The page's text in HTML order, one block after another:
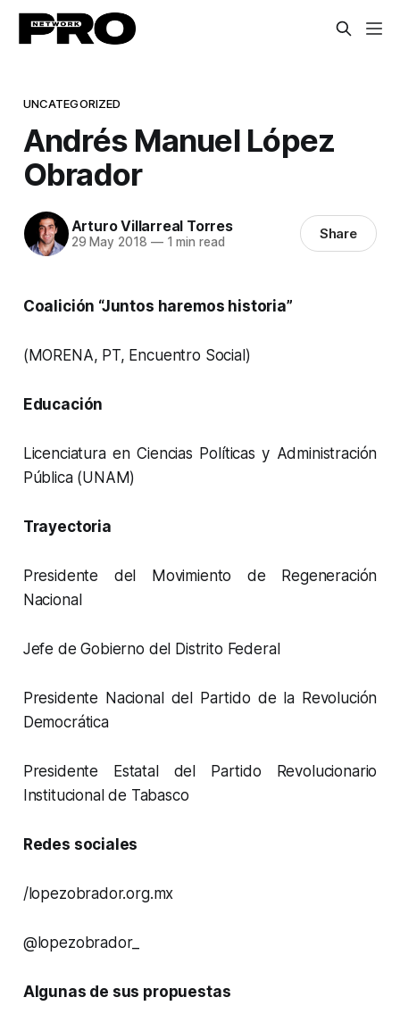
UNCATEGORIZED
Andrés Manuel López
Obrador
Arturo Villarreal Torres
29 May 2018 —1 min read Share
Coalición “Juntos haremos historia”
(MORENA, PT, Encuentro Social)
Educación
Licenciatura en Ciencias Políticas y Administración
Pública (UNAM)
Trayectoria
Presidente del Movimiento de Regeneración
Nacional
Jefe de Gobierno del Distrito Federal
Presidente Nacional del Partido de la Revolución
Democrática
Presidente Estatal del Partido Revolucionario
Institucional de Tabasco
Redes sociales
/lopezobrador.org.mx
@lopezobrador_
Algunas de sus propuestas